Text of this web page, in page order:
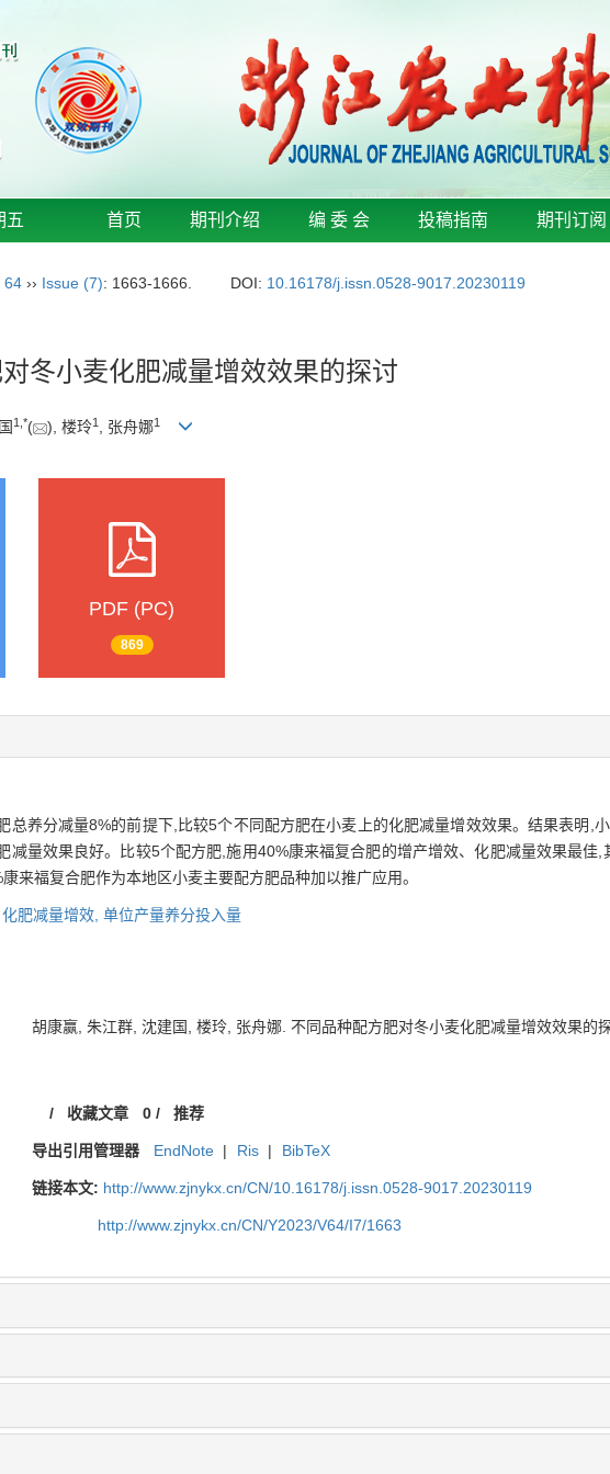
五 首页 期刊介绍 编 委 会 投稿指南 期刊订阅
64 ›› Issue (7): 1663-1666. DOI: 10.16178/j.issn.0528-9017.20230119
冬小麦化肥减量增效效果的探讨
1 *( ), 楼玲1 , 张舟娜1
PDF (PC)
869
总养分减量8%的前提下,比较5个不同配方肥在小麦上的化肥减量增效效果。结果表明,
减量效果良好。比较5个配方肥,施用40%康来福复合肥的增产增效、化肥减量效果最佳
来福复合肥作为本地区小麦主要配方肥品种加以推广应用。
化肥减量增效, 单位产量养分投入量
胡康赢, 朱江群, 沈建国, 楼玲, 张舟娜. 不同品种配方肥对冬小麦化肥减量增效效果的
/ 收藏文章 0/ 推荐
导出引用管理器 EndNote | Ris | BibTeX
链接本文: http://www.zjnykx.cn/CN/10.16178/j.issn.0528-9017.20230119
http://www.zjnykx.cn/CN/Y2023/V64/I7/1663